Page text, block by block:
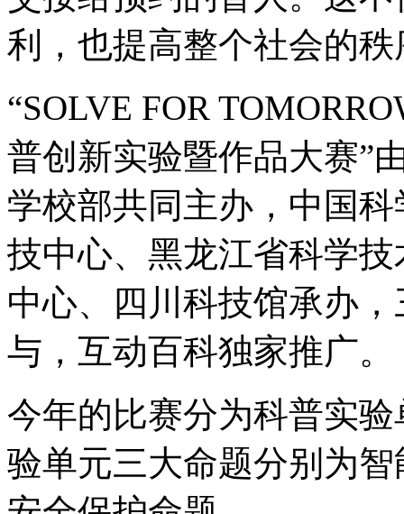
利，也提高整个社会的
“SOLVE FOR
普创新实验暨作品大赛”
学校部共同主办，中国
技中心、黑龙江省科学
中心、四川科技馆承办
与，互动百科独家推广。
今年的比赛分为科普实
验单元三大命题分别为